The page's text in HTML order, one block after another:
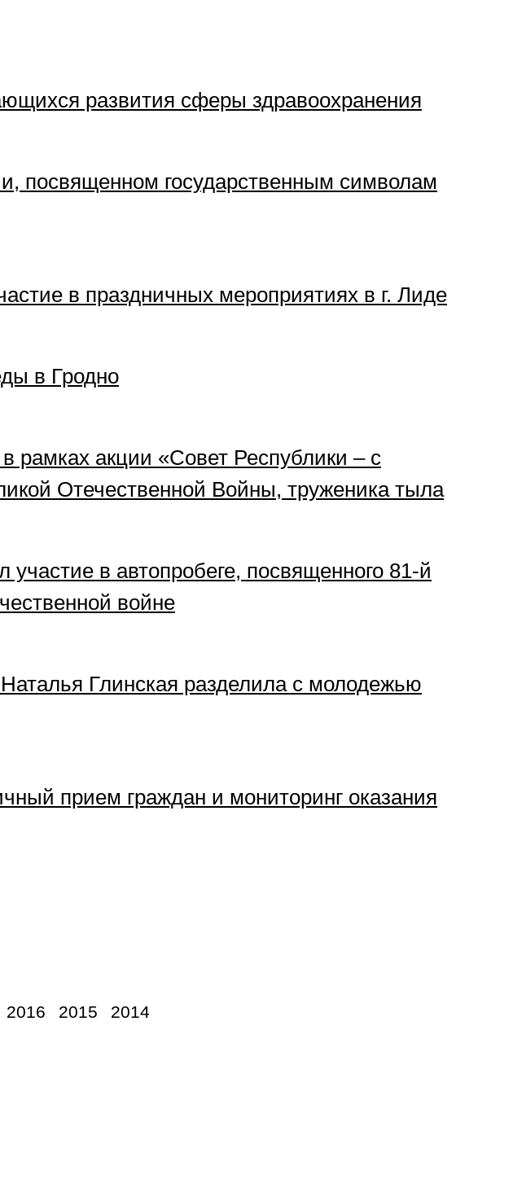
развития сферы здравоохранения
посвященном государственным символам
в праздничных мероприятиях в г. Лиде
в Гродно
рамках акции «Совет Республики – с
Отечественной Войны, труженика тыла
в автопробеге, посвященного 81-й
войне
Глинская разделила с молодежью
прием граждан и мониторинг оказания
2016 2015 2014